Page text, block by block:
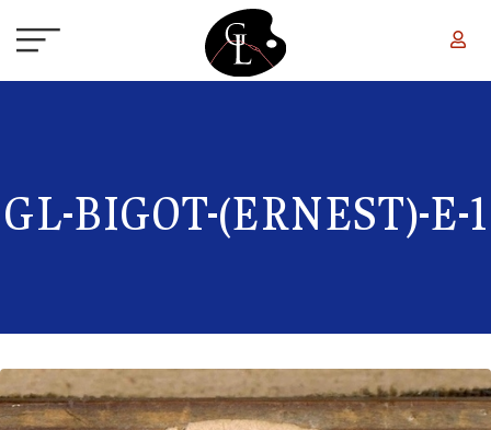
GL-BIGOT-(ERNEST)-E-1